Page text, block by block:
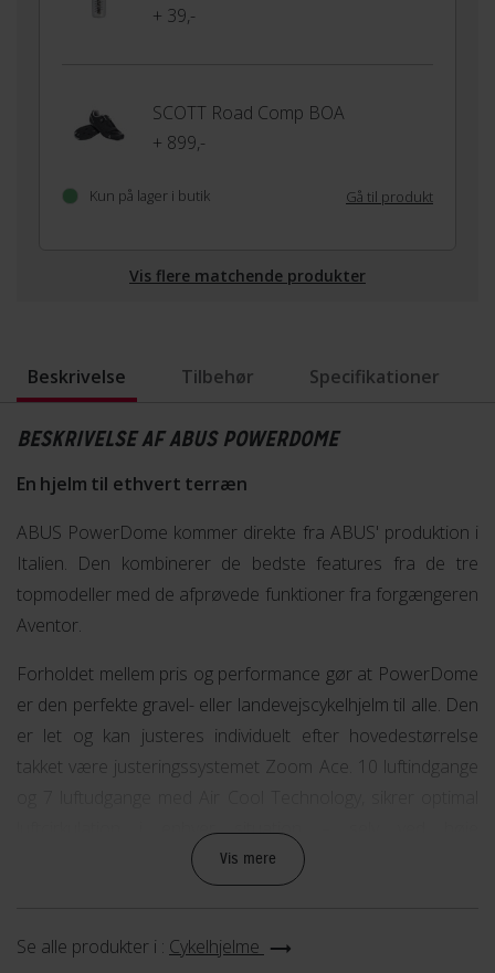
+ 39,-
SCOTT Road Comp BOA
+ 899,-
Kun på lager i butik Gå til produkt
Vis flere matchende produkter
Beskrivelse Tilbehør Specifikationer
BESKRIVELSE AF ABUS POWERDOME
En hjelm til ethvert terræn
ABUS PowerDome kommer direkte fra ABUS' produktion i
Italien. Den kombinerer de bedste features fra de tre
topmodeller med de afprøvede funktioner fra forgængeren
Aventor.
Forholdet mellem pris og performance gør at PowerDome
er den perfekte gravel- eller landevejscykelhjelm til alle. Den
er let og kan justeres individuelt efter hovedestørrelse
takket være justeringssystemet Zoom Ace. 10 luftindgange
luftcirkulation i enhver situation – selv ved høje
slankt luftindtag på hjelmen, og efterligner PowerDome-
Vis mere
Se alle produkter i : Cykelhjelme